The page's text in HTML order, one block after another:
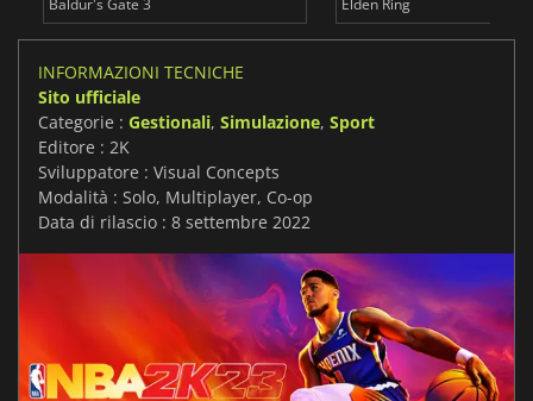
Baldur's Gate 3 Elden Ring
INFORMAZIONI TECNICHE
Sito ufficiale
Categorie : Gestionali, Simulazione, Sport
Editore : 2K
Sviluppatore : Visual Concepts
Modalità : Solo, Multiplayer, Co-op
Data di rilascio : 8 settembre 2022